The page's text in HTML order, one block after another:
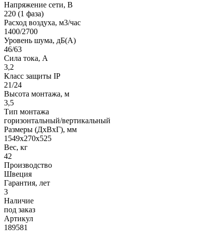
Напряжение сети, В
220 (1 фаза)
Расход воздуха, м3/час
1400/2700
Уровень шума, дБ(A)
46/63
Сила тока, A
3,2
Класс защиты IP
21/24
Высота монтажа, м
3,5
Тип монтажа
горизонтальный/вертикальный
Размеры (ДхВхГ), мм
1549x270x525
Вес, кг
42
Производство
Швеция
Гарантия, лет
3
Наличие
под заказ
Артикул
189581